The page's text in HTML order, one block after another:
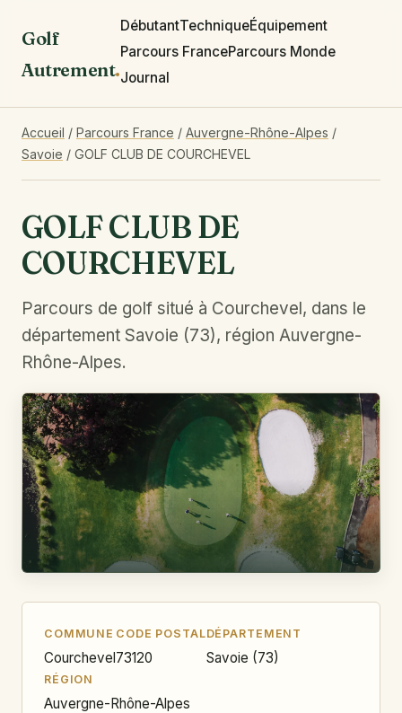
Golf
Autrement.
DébutantTechniqueÉquipement
Parcours FranceParcours Monde
Journal
Accueil / Parcours France / Auvergne-Rhône-Alpes /
Savoie / GOLF CLUB DE COURCHEVEL
GOLF CLUB DE
COURCHEVEL
Parcours de golf situé à Courchevel, dans le
département Savoie (73), région Auvergne-
Rhône-Alpes.
COMMUNE
Courchevel
CODE POSTAL
73120
DÉPARTEMENT
Savoie (73)
RÉGION
Auvergne-Rhône-Alpes